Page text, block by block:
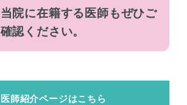
当院に在籍する医師もぜひご
確認ください。
医師紹介ページはこちら